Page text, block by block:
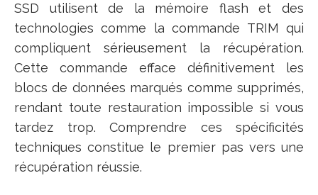
SSD utilisent de la mémoire flash et des
technologies comme la commande TRIM qui
compliquent sérieusement la récupération.
Cette commande efface définitivement les
blocs de données marqués comme supprimés,
rendant toute restauration impossible si vous
tardez trop. Comprendre ces spécificités
techniques constitue le premier pas vers une
récupération réussie.